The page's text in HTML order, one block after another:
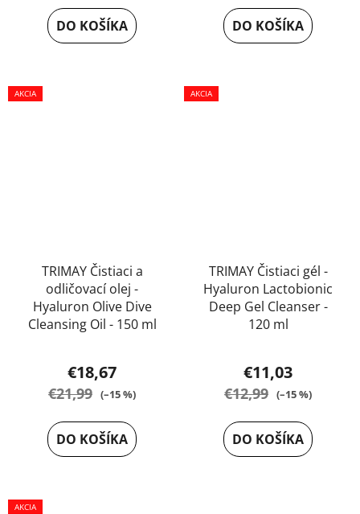
je
5,0
DO KOŠÍKA DO KOŠÍKA
AKCIA
TRIMAY Čistiaci a
odličovací olej -
Hyaluron Olive Dive
Cleansing Oil - 150 ml
€18,67
€21,99 (–15 %)
DO KOŠÍKA
AKCIA
TRIMAY Čistiaci gél -
Hyaluron Lactobionic
Deep Gel Cleanser -
120 ml
hodnotenie
produktu
je
5,0
€11,03
€12,99 (–15 %)
DO KOŠÍKA
AKCIA